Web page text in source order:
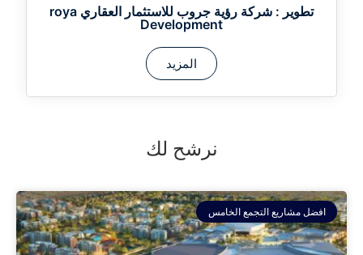
تطوير :
شركة رؤية جروب للاستثمار العقاري roya
Development
المزيد
نرشح لك
افضل مشاريع التجمع الخامس